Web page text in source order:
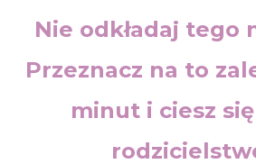
Nie odkładaj tego
Przeznacz na to
minut i ciesz